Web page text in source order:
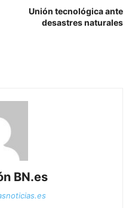
Unión tecnológica ante
desastres naturales
BN.es